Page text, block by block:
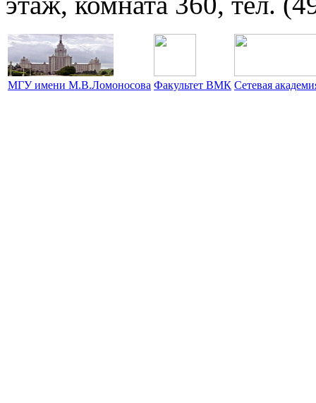
МГУ имени М.В.Ломоносова Факультет ВМК Сетевая